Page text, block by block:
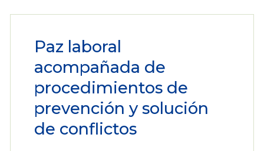
Paz laboral
acompañada de
procedimientos de
prevención y solución
de conflictos